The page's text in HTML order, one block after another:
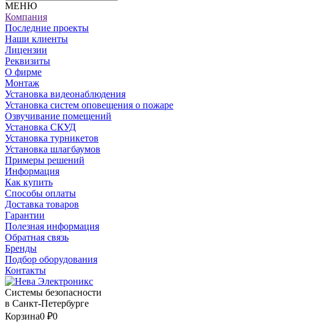
МЕНЮ
Компания
Последние проекты
Наши клиенты
Лицензии
Реквизиты
О фирме
Монтаж
Установка видеонаблюдения
Установка систем оповещения о пожаре
Озвучивание помещений
Установка СКУД
Установка турникетов
Установка шлагбаумов
Примеры решений
Информация
Как купить
Способы оплаты
Доставка товаров
Гарантии
Полезная информация
Обратная связь
Бренды
Подбор оборудования
Контакты
Системы безопасности
в Санкт-Петербурге
Корзина0 ₽0